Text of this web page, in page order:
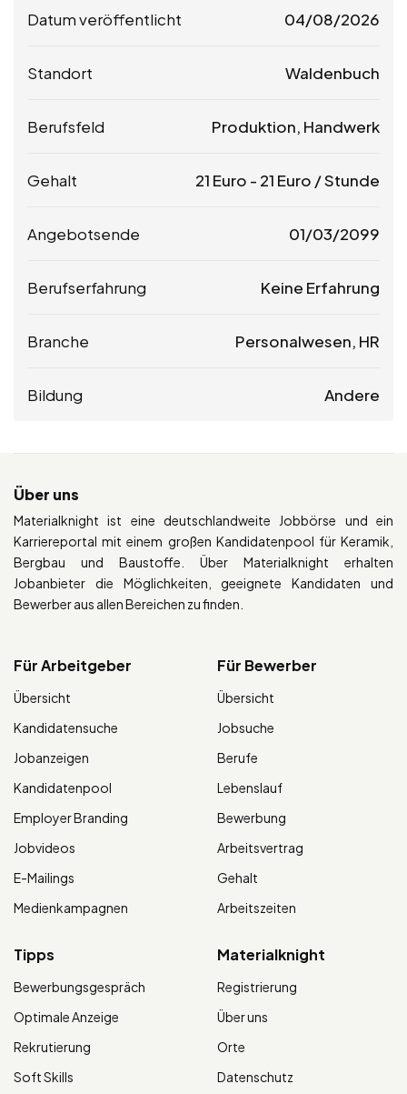
Datum veröffentlicht 04/08/2026
Standort Waldenbuch
Berufsfeld Produktion, Handwerk
Gehalt 21 Euro - 21 Euro / Stunde
Angebotsende 01/03/2099
Berufserfahrung Keine Erfahrung
Branche Personalwesen, HR
Bildung Andere
Über uns
Materialknight ist eine deutschlandweite Jobbörse und ein
Karriereportal mit einem großen Kandidatenpool für Keramik,
Bergbau und Baustoffe. Über Materialknight erhalten
Jobanbieter die Möglichkeiten, geeignete Kandidaten und
Bewerber aus allen Bereichen zu finden.
Für Arbeitgeber
Übersicht
Kandidatensuche
Jobanzeigen
Kandidatenpool
Employer Branding
Jobvideos
E-Mailings
Medienkampagnen
Für Bewerber
Übersicht
Jobsuche
Berufe
Lebenslauf
Bewerbung
Arbeitsvertrag
Gehalt
Arbeitszeiten
Tipps
Bewerbungsgespräch
Optimale Anzeige
Rekrutierung
Soft Skills
Materialknight
Registrierung
Über uns
Orte
Datenschutz